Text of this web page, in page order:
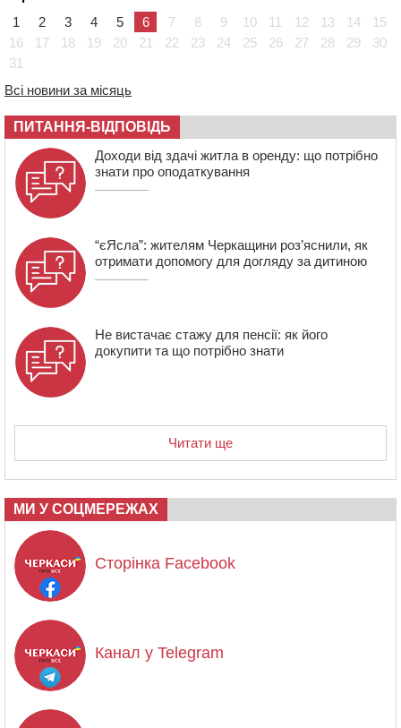
України
08:57
На Уманщині підрядника зобов’язали сплатити понад
08:20
Обрано претендента на посаду директора
Мокрокалигірського психоневрологічного інтернату
07:23 Уманські міграційники видворили з країни грузина,
який відсидів термін у колонії
1
2 3 4 5 6 7 8 9 10 11 12 13 14
15
16
17 18 19 20 21 22 23 24 25 26 27 28 29
30
31
Всі новини за місяць
ПИТАННЯ-ВІДПОВІДЬ
Доходи від здачі житла в оренду: що потрібно
знати про оподаткування
“єЯсла”: жителям Черкащини роз’яснили, як
отримати допомогу для догляду за дитиною
Не вистачає стажу для пенсії: як його
докупити та що потрібно знати
Читати ще
МИ У СОЦМЕРЕЖАХ
Сторінка Facebook
Канал у Telegram